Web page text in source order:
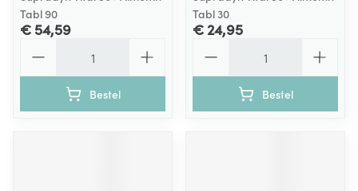
Tabl 90
€ 54,59
Bestel
Tabl 30
€ 24,95
Bestel